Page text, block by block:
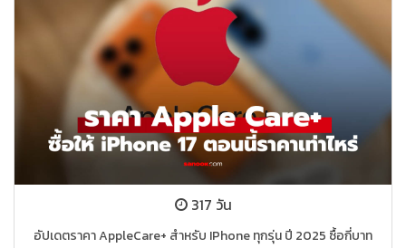
317 วัน
อัปเดตราคา AppleCare+ สำหรับ IPhone ทุกรุ่น ปี 2025 ซื้อกี่บาท